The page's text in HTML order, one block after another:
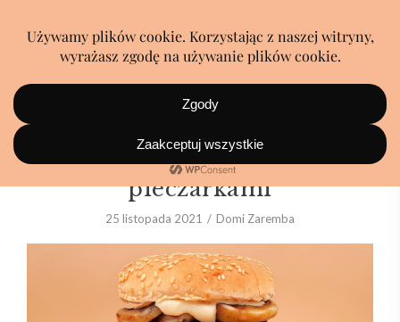
Burger z wołowiną i
pieczarkami
25 listopada 2021 Domi Zaremba